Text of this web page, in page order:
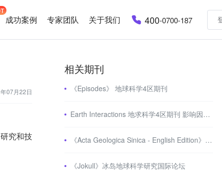
成功案例 专家团队 关于我们 400-0700-187
07月22日
究和技
相关期刊
《Episodes》 地球科学4区期刊
Earth Interactions 地求科学4区期刊 影响因子2分
《Acta Geologica Sinica - English Edition》中国地质学会的学术季刊
《Jokull》冰岛地球科学研究国际论坛